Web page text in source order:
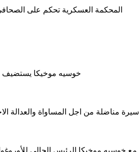
المحكمة العسكرية تحكم على
خوسيه موخيكا يستضيف
سيرة مناضلة من اجل المساواة والعدالة